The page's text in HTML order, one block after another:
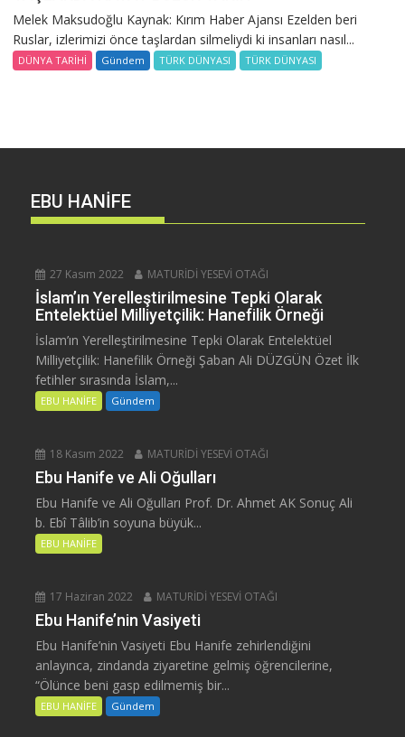
Melek Maksudoğlu Kaynak: Kırım Haber Ajansı Ezelden beri
Ruslar, izlerimizi önce taşlardan silmeliydi ki insanları nasıl...
DÜNYA TARİHİ Gündem TÜRK DÜNYASI TÜRK DÜNYASI
EBU HANİFE
27 Kasım 2022 MATURİDİ YESEVİ OTAĞI
İslam’ın Yerelleştirilmesine Tepki Olarak
Entelektüel Milliyetçilik: Hanefilik Örneği
İslam’ın Yerelleştirilmesine Tepki Olarak Entelektüel
Milliyetçilik: Hanefilik Örneği Şaban Ali DÜZGÜN Özet İlk
fetihler sırasında İslam,...
EBU HANİFE Gündem
18 Kasım 2022 MATURİDİ YESEVİ OTAĞI
Ebu Hanife ve Ali Oğulları
Ebu Hanife ve Ali Oğulları Prof. Dr. Ahmet AK Sonuç Ali
b. Ebî Tâlib’in soyuna büyük...
EBU HANİFE
17 Haziran 2022 MATURİDİ YESEVİ OTAĞI
Ebu Hanife’nin Vasiyeti
Ebu Hanife’nin Vasiyeti Ebu Hanife zehirlendiğini
anlayınca, zindanda ziyaretine gelmiş öğrencilerine,
“Ölünce beni gasp edilmemiş bir...
EBU HANİFE Gündem